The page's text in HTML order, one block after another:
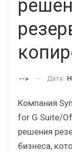
--> Дата:
Компания
for G Suite/
решения
бизнеса,